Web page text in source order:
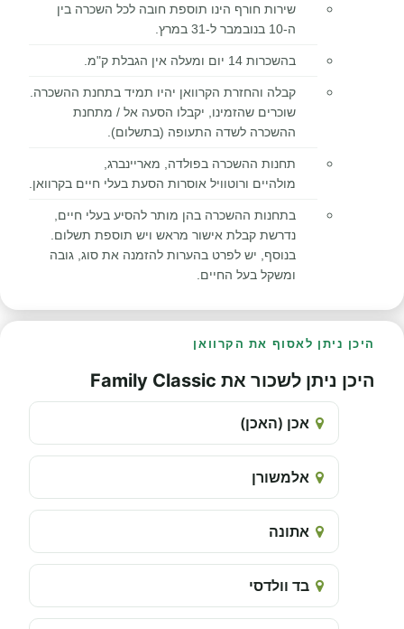
שירות חורף הינו תוספת חובה לכל השכרה בין
ה-10 בנובמבר ל-31 במרץ.
בהשכרות 14 יום ומעלה אין הגבלת ק"מ.
קבלה והחזרת הקרוואן יהיו תמיד בתחנת ההשכרה.
שוכרים שהזמינו, יקבלו הסעה אל / מתחנת
ההשכרה לשדה התעופה (בתשלום).
תחנות ההשכרה בפולדה, מאריינברג,
מולהיים ורוטוויל אוסרות הסעת בעלי חיים בקרוואן.
בתחנות ההשכרה בהן מותר להסיע בעלי חיים,
נדרשת קבלת אישור מראש ויש תוספת תשלום.
בנוסף, יש לפרט בהערות להזמנה את סוג, גובה
ומשקל בעל החיים.
היכן ניתן לאסוף את הקרוואן
היכן ניתן לשכור את Family Classic
אכן (האכן)
אלמשורן
אתונה
בד וולדסי